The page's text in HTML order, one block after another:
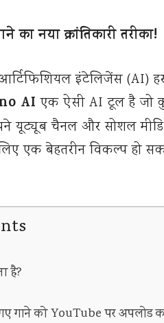
नया क्रांतिकारी तरीका!
इंटेलिजेंस (AI) हर
AI एक ऐसी AI टूल है जो
यूट्यूब चैनल और सोशल
एक बेहतरीन विकल्प हो
है?
गाने को YouTube पर अपलोड